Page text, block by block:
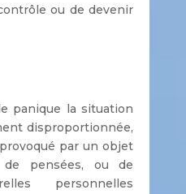
ou de devenir
panique la situation
disproportionnée,
par un objet
pensées, ou de
personnelles